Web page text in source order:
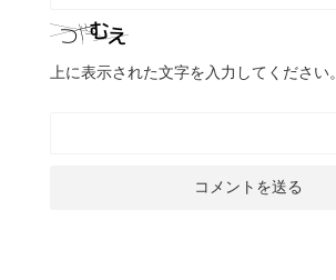
上に表示された文字を入力してください。